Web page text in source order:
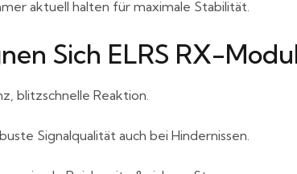
aktuell halten für maximale Stabilität.
Sich ELRS RX-
blitzschnelle Reaktion.
Signalqualität auch bei Hindernissen.